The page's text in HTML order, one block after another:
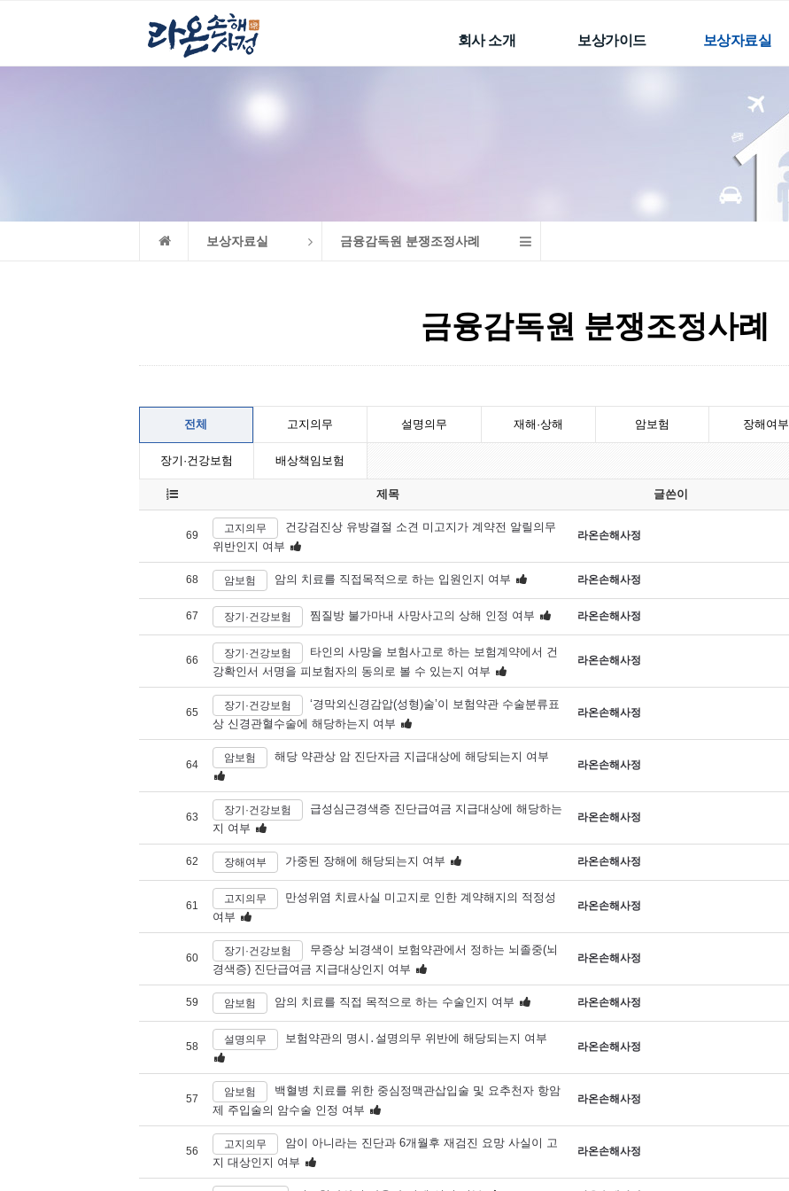
회사 소개 보상가이드 보상자료실
후유장해 및 개호비
생명,상해보험의 장해
분류표
주요한 판결문
보상자료실 금융감독원 분쟁조정사례
금융감독원 분쟁조정사례
전체 고지의무 설명의무 재해·상해 암보험 장해여부
장기·건강보험 배상책임보험
제목 글쓴이
69
고지의무
건강검진상 유방결절 소견 미고지가 계약전 알릴의무
위반인지 여부
라온손해사정
68 암보험 암의 치료를 직접목적으로 하는 입원인지 여부 라온손해사정
67 장기·건강보험 찜질방 불가마내 사망사고의 상해 인정 여부 라온손해사정
66
장기·건강보험
타인의 사망을 보험사고로 하는 보험계약에서 건
강확인서 서명을 피보험자의 동의로 볼 수 있는지 여부
라온손해사정
65
장기·건강보험
‘경막외신경감압(성형)술’이 보험약관 수술분류표
상 신경관혈수술에 해당하는지 여부
라온손해사정
64
암보험 해당 약관상 암 진단자금 지급대상에 해당되는지 여부
라온손해사정
63
장기·건강보험
급성심근경색증 진단급여금 지급대상에 해당하는
지 여부
라온손해사정
62 장해여부 가중된 장해에 해당되는지 여부 라온손해사정
61
고지의무
만성위염 치료사실 미고지로 인한 계약해지의 적정성
여부
라온손해사정
60
장기·건강보험
무증상 뇌경색이 보험약관에서 정하는 뇌졸중(뇌
경색증) 진단급여금 지급대상인지 여부
라온손해사정
59 암보험 암의 치료를 직접 목적으로 하는 수술인지 여부 라온손해사정
58
설명의무 보험약관의 명시․설명의무 위반에 해당되는지 여부
라온손해사정
57
암보험
백혈병 치료를 위한 중심정맥관삽입술 및 요추천자 항암
제 주입술의 암수술 인정 여부
라온손해사정
56
고지의무
암이 아니라는 진단과 6개월후 재검진 요망 사실이 고
지 대상인지 여부
라온손해사정